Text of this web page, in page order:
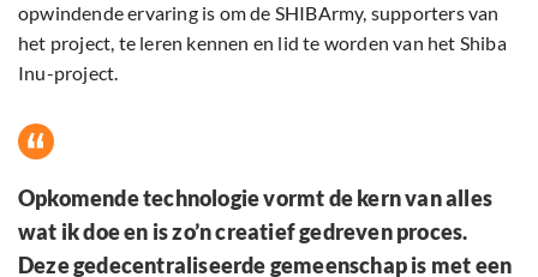
opwindende ervaring is om de SHIBArmy, supporters van
het project, te leren kennen en lid te worden van het Shiba
Inu-project.
Opkomende technologie vormt de kern van alles
wat ik doe en is zo’n creatief gedreven proces.
Deze gedecentraliseerde gemeenschap is met een